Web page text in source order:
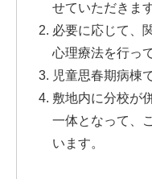
せていただきます
必要に応じて、
心理療法を行っ
児童思春期病棟
敷地内に分校が
一体となって、
います。